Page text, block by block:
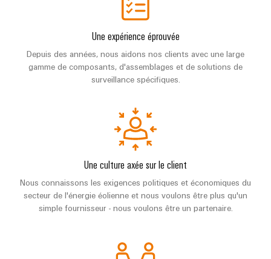
Une expérience éprouvée
Depuis des années, nous aidons nos clients avec une large
gamme de composants, d'assemblages et de solutions de
surveillance spécifiques.
Une culture axée sur le client
Nous connaissons les exigences politiques et économiques du
secteur de l'énergie éolienne et nous voulons être plus qu'un
simple fournisseur - nous voulons être un partenaire.